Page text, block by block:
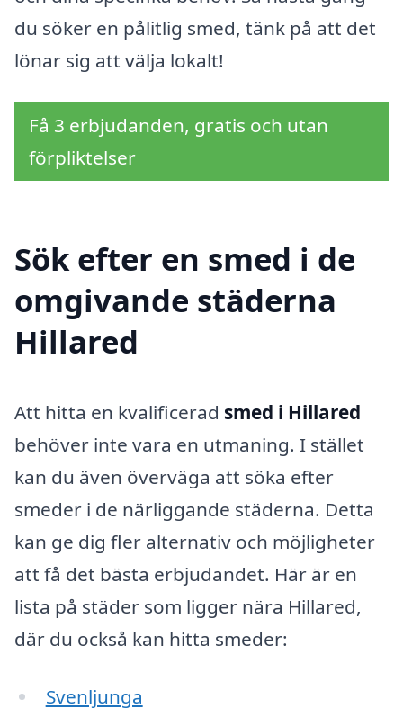
du söker en pålitlig smed, tänk på att det
lönar sig att välja lokalt!
Få 3 erbjudanden, gratis och utan
förpliktelser
Sök efter en smed i de
omgivande städerna
Hillared
Att hitta en kvalificerad smed i Hillared
behöver inte vara en utmaning. I stället
kan du även överväga att söka efter
smeder i de närliggande städerna. Detta
kan ge dig fler alternativ och möjligheter
att få det bästa erbjudandet. Här är en
lista på städer som ligger nära Hillared,
där du också kan hitta smeder:
Svenljunga